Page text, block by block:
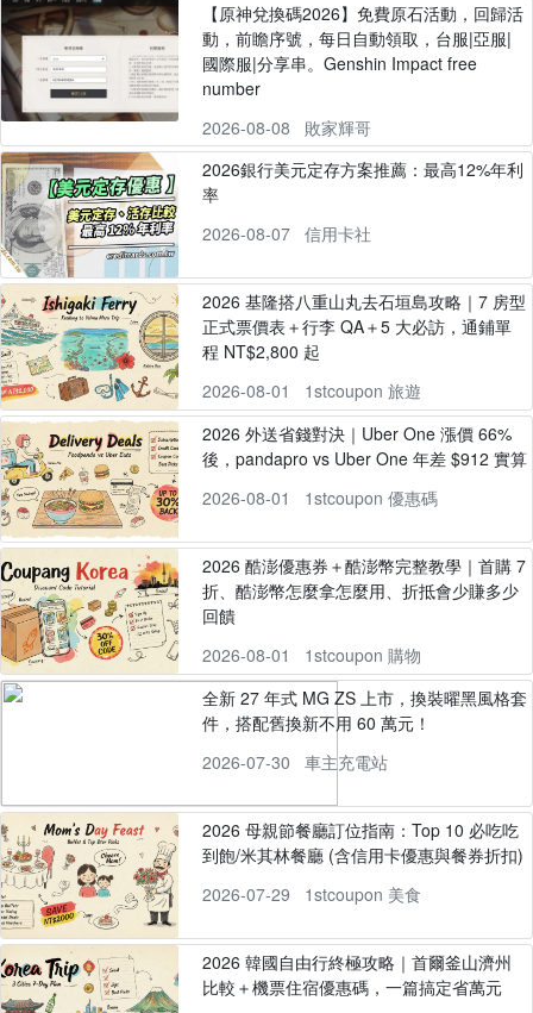
【原神兌換碼2026】免費原石活動，回歸活
動，前瞻序號，每日自動領取，台服|亞服|
國際服|分享串。Genshin Impact free
number
2026-08-08
敗家輝哥
2026銀行美元定存方案推薦：最高12%年利
率
2026-08-07
信用卡社
2026 基隆搭八重山丸去石垣島攻略｜7 房型
正式票價表＋行李 QA＋5 大必訪，通鋪單
程 NT$2,800 起
2026-08-01
1stcoupon 旅遊
2026 外送省錢對決｜Uber One 漲價 66%
後，pandapro vs Uber One 年差 $912 實算
2026-08-01
1stcoupon 優惠碼
2026 酷澎優惠券＋酷澎幣完整教學｜首購 7
折、酷澎幣怎麼拿怎麼用、折抵會少賺多少
回饋
2026-08-01
1stcoupon 購物
全新 27 年式 MG ZS 上市，換裝曜黑風格套
件，搭配舊換新不用 60 萬元！
2026-07-30
車主充電站
2026 母親節餐廳訂位指南：Top 10 必吃吃
到飽/米其林餐廳 (含信用卡優惠與餐券折扣)
2026-07-29
1stcoupon 美食
2026 韓國自由行終極攻略｜首爾釜山濟州
比較＋機票住宿優惠碼，一篇搞定省萬元